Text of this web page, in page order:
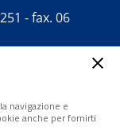
- fax. 06
iscritta
di Roma -
resp. Michela
navigazione e
anche per fornirti